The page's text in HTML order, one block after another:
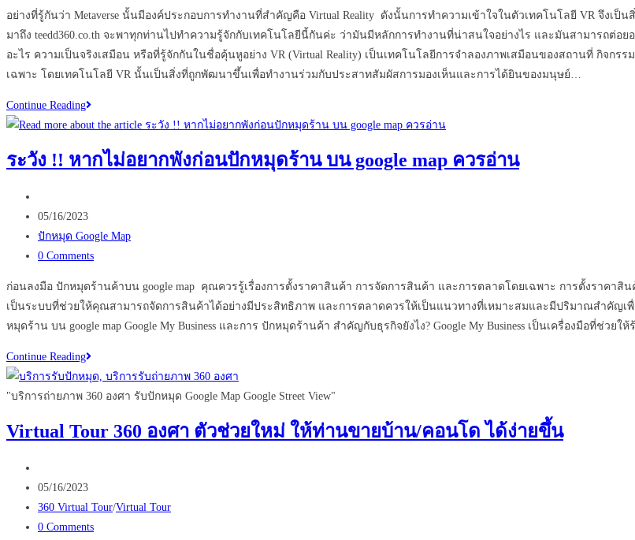
สำหรับ
ธุรกิจ
ของ
คุณ
ลืม
ทำ
เด็ด
ขาด
อย่างที่รู้กันว่า Metaverse นั้นมีองค์ประกอบการทำงานที่สำคัญคือ Virtual Reality ดังนั้นการทำความเข้าใจในตัวเทคโนโลยี VR จึงเ
มาถึง teedd360.co.th จะพาทุกท่านไปทำความรู้จักกับเทคโนโลยีนี้กันค่ะ ว่ามันมีหลักการทำงานที่น่าสนใจอย่างไร และมันสามารถต่อ
อะไร ความเป็นจริงเสมือน หรือที่รู้จักกันในชื่อคุ้นหูอย่าง VR (Virtual Reality) เป็นเทคโนโลยีการจำลองภาพเสมือนของสถานที่ กิจ
เฉพาะ โดยเทคโนโลยี VR นั้นเป็นสิ่งที่ถูกพัฒนาขึ้นเพื่อทำงานร่วมกับประสาทสัมผัสการมองเห็นและการได้ยินของมนุษย์…
Continue Readingเทคโนโลยี
Virtual
Video
และ
ทำงาน
อย่างไร
ไป
ดู
กัน
!!
ระวัง !! หากไม่อยากพังก่อนปักหมุดร้าน บน google map ควรอ่าน
author:
Post
published:
05/16/2023
Post
category:
ปักหมุด Google Map
Post
0 Comments
ก่อนลงมือ ปักหมุดร้านค้าบน google map คุณควรรู้เรื่องการตั้งราคาสินค้า การจัดการสินค้า และการตลาดโดยเฉพาะ การตั้งราคา
เป็นระบบที่ช่วยให้คุณสามารถจัดการสินค้าได้อย่างมีประสิทธิภาพ และการตลาดควรให้เป็นแนวทางที่เหมาะสมและมีปริมาณสำคัญเพื่
หมุดร้าน บน google map Google My Business และการ ปักหมุดร้านค้า สำคัญกับธุรกิจยังไง? Google My Business เป็นเครื่องมือที่ช่ว
Continue Readingระวัง
!!
หาก
อยาก
ปัก
หมุด
ร้าน
"บริการถ่ายภาพ 360 องศา รับปักหมุด Google Map Google Street View"
Virtual Tour 360 องศา ตัวช่วยใหม่ ให้ท่านขายบ้าน/คอนโด ได้ง่ายขึ้น
author:
Post
published:
05/16/2023
Post
category:
360 Virtual Tour/Virtual Tour
Post
0 Comments